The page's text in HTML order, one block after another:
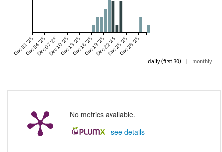
Dec 01 '25Dec 04 '25Dec 07 '25Dec 10 '25Dec 13 '25Dec 16 '25Dec 19 '25Dec 22 '25Dec 25 '25Dec 28 '25
daily (first 30) monthly
No metrics available.
- see details